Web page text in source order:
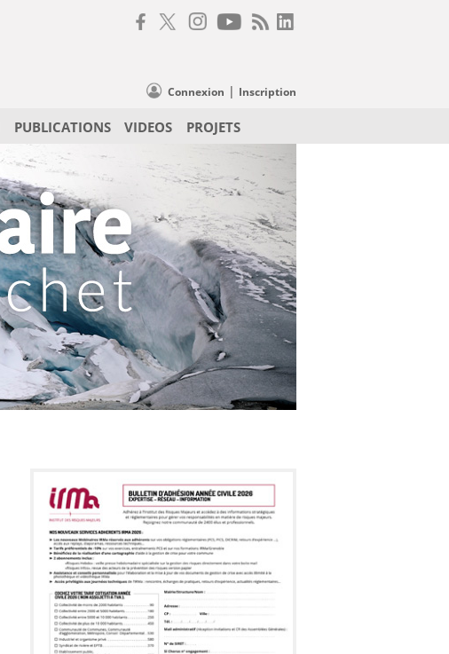
Connexion | Inscription
PUBLICATIONS VIDEOS PROJETS